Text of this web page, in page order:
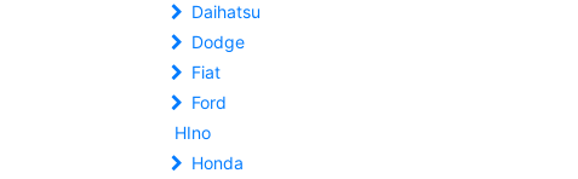
Daihatsu
Dodge
Fiat
Ford
HIno
Honda